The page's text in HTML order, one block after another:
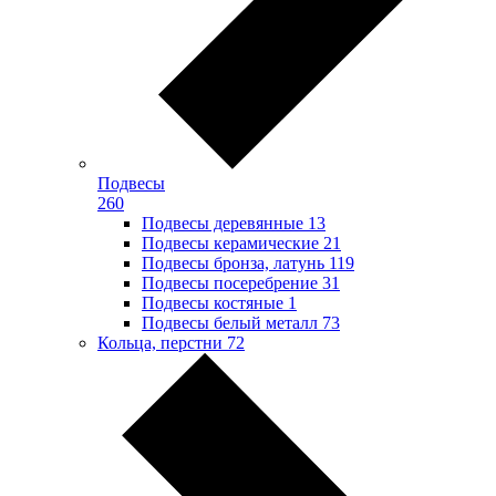
Подвесы
260
Подвесы деревянные 13
Подвесы керамические 21
Подвесы бронза, латунь 119
Подвесы посеребрение 31
Подвесы костяные 1
Подвесы белый металл 73
Кольца, перстни 72